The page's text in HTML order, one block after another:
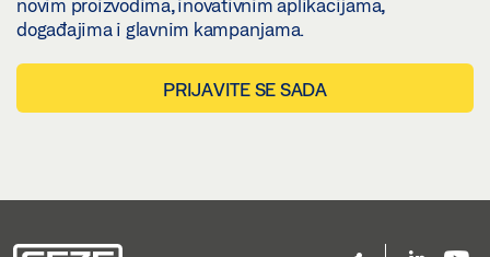
novim proizvodima, inovativnim aplikacijama,
događajima i glavnim kampanjama.
PRIJAVITE SE SADA